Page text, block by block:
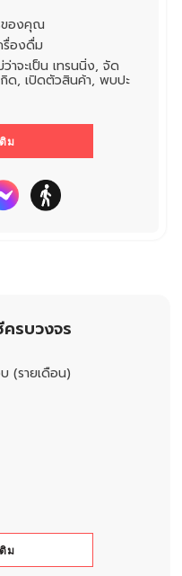
ของคุณ
รื่องดื่ม
าจะเป็น เทรนนิ่ง, จัด
กิด, เปิดตัวสินค้า, พบปะ
ม
รบวงจร
(รายเดือน)
ม